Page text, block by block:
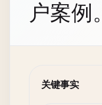
户案例。
关键事实